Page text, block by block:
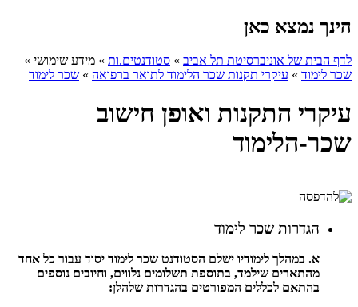
הינך נמצא כאן
לדף הבית של אוניברסיטת תל אביב » סטודנטים.ות » מידע שימושי »
שכר לימוד » עיקרי תקנות שכר הלימוד לתואר ברפואה » שכר לימוד
עיקרי התקנות ואופן חישוב
שכר-הלימוד
הגדרות שכר לימוד
א. במהלך לימודיו ישלם הסטודנט שכר לימוד יסוד עבור כל אחד
מהתארים שילמד, בתוספת תשלומים נלווים, וחיובים נוספים
בהתאם לכללים המפורטים בהגדרות שלהלן: